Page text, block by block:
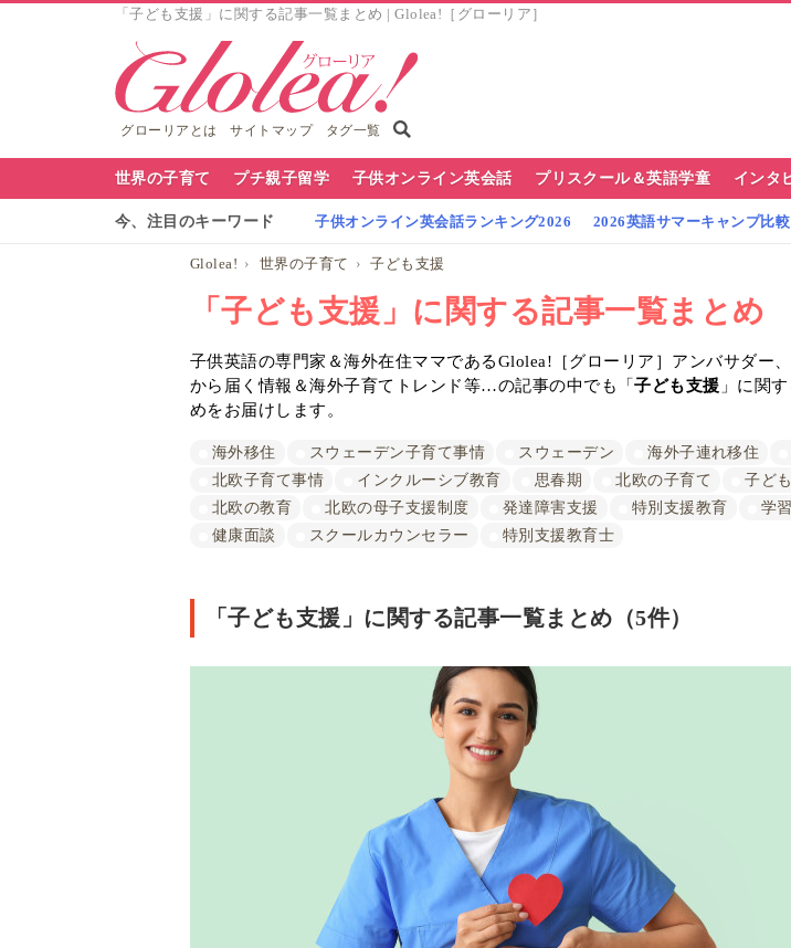
「子ども支援」に関する記事一覧まとめ | Glolea!［グローリア］
グローリアとは サイトマップ タグ一覧
世界の子育て プチ親子留学 子供オンライン英会話 プリスクール＆英語学童 インタ
今、注目のキーワード 子供オンライン英会話ランキング2026 2026英語サマーキャンプ比較
Glolea! 世界の子育て 子ども支援
「子ども支援」に関する記事一覧まとめ
子供英語の専門家＆海外在住ママであるGlolea!［グローリア］アンバサダー
から届く情報＆海外子育てトレンド等…の記事の中でも「子ども支援 」に関
めをお届けします。
海外移住 スウェーデン子育て事情 スウェーデン 海外子連れ移住
北欧子育て事情
インクルーシブ教育 思春期 北欧の子育て
子ど
北欧の教育
北欧の母子支援制度 発達障害支援 特別支援教育 学
健康面談
スクールカウンセラー 特別支援教育士
「子ども支援」に関する記事一覧まとめ（5件）